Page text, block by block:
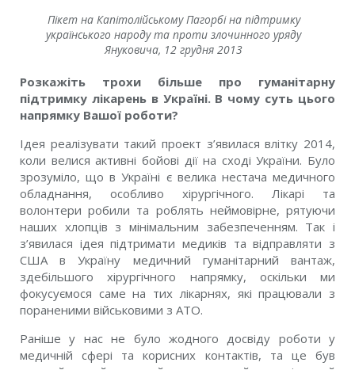
Пікет на Капітолійському Пагорбі на підтримку
українського народу та проти злочинного уряду
Януковича, 12 грудня 2013
Розкажіть трохи більше про гуманітарну
підтримку лікарень в Україні. В чому суть цього
напрямку Вашої роботи?
Ідея реалізувати такий проект з’явилася влітку 2014,
коли велися активні бойові дії на сході України. Було
зрозуміло, що в Україні є велика нестача медичного
обладнання, особливо хірургічного. Лікарі та
волонтери робили та роблять неймовірне, рятуючи
наших хлопців з мінімальним забезпеченням. Так і
з’явилася ідея підтримати медиків та відправляти з
США в Україну медичний гуманітарний вантаж,
здебільшого хірургічного напрямку, оскільки ми
фокусуємося саме на тих лікарнях, які працювали з
пораненими військовими з АТО.
Раніше у нас не було жодного досвіду роботи у
медичній сфері та корисних контактів, та це був